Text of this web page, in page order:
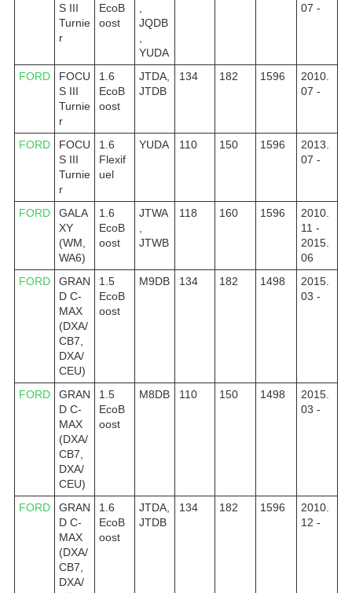
S III
Turnie
r
EcoB
oost
JQDB
YUDA
07 -
FORD
FOCU
S III
Turnie
r
1.6
EcoB
oost
JTDA,
JTDB
134 182 1596
2010.
07 -
FORD
FOCU
S III
Turnie
r
1.6
Flexif
uel
YUDA 110 150 1596
2013.
07 -
FORD
GALA
XY
(WM,
WA6)
1.6
EcoB
oost
JTWA
JTWB
118 160 1596
2010.
11 -
2015.
06
FORD
GRAN
D C-
MAX
(DXA/
CB7,
DXA/
CEU)
1.5
EcoB
oost
M9DB 134 182 1498
2015.
03 -
FORD
GRAN
D C-
MAX
(DXA/
CB7,
DXA/
CEU)
1.5
EcoB
oost
M8DB 110 150 1498
2015.
03 -
FORD
GRAN
D C-
MAX
(DXA/
CB7,
DXA/
1.6
EcoB
oost
JTDA,
JTDB
134 182 1596
2010.
12 -